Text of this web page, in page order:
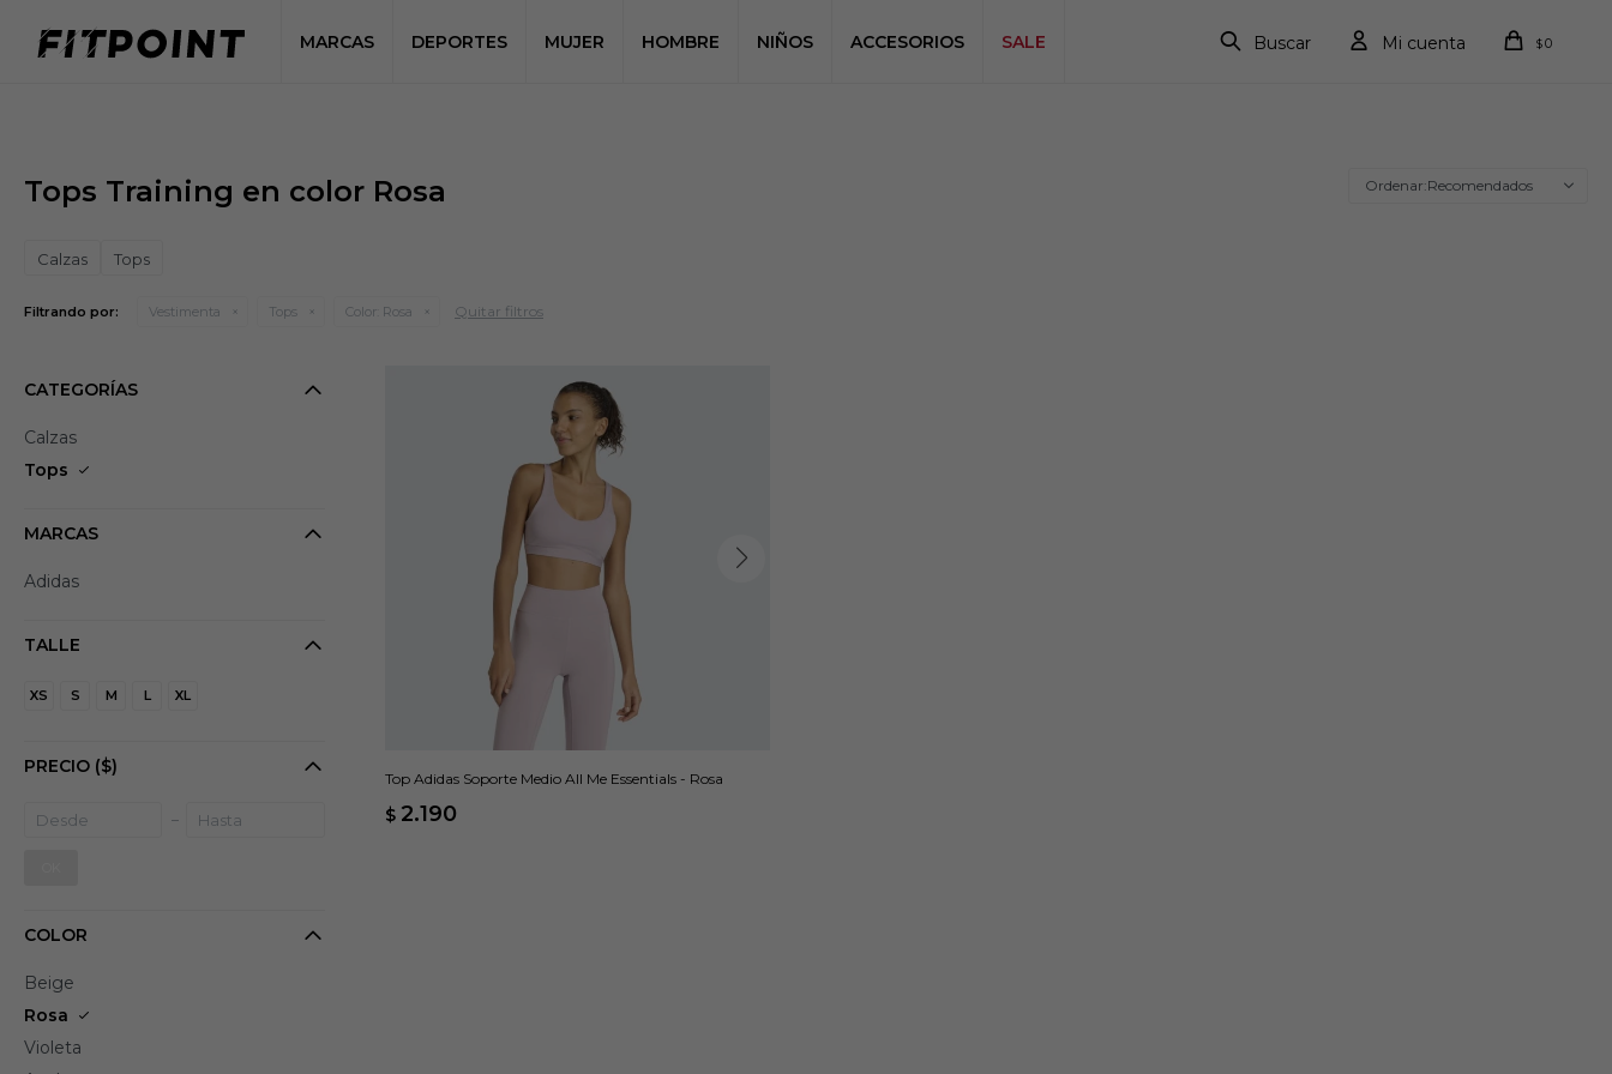
MARCAS DEPORTES MUJER HOMBRE NIÑOS ACCESORIOS SALE $0
Tops Training en color Rosa Recomendados
Calzas Tops
Filtrando por: Vestimenta Tops Color: Rosa Quitar filtros
Top Adidas Soporte Medio All Me Essentials - Rosa
$ 2.190
CATEGORÍAS
Calzas
Tops
MARCAS
Adidas
TALLE
XS S M L XL
PRECIO ($)
COLOR
Beige
Rosa
Violeta